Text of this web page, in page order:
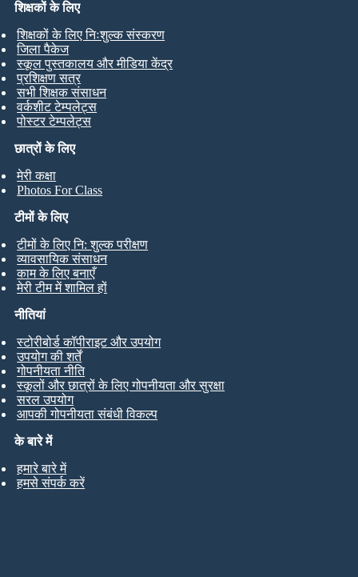
छात्रों के लिए
मेरी कक्षा
Photos For Class
शिक्षकों के लिए
शिक्षकों के लिए निःशुल्क संस्करण
जिला पैकेज
स्कूल पुस्तकालय और मीडिया केंद्र
प्रशिक्षण सत्र
सभी शिक्षक संसाधन
वर्कशीट टेम्पलेट्स
पोस्टर टेम्पलेट्स
टीमों के लिए
टीमों के लिए नि: शुल्क परीक्षण
व्यावसायिक संसाधन
काम के लिए बनाएँ
मेरी टीम में शामिल हों
के बारे में
हमारे बारे में
हमसे संपर्क करें
नीतियां
स्टोरीबोर्ड कॉपीराइट और उपयोग
उपयोग की शर्तें
गोपनीयता नीति
स्कूलों और छात्रों के लिए गोपनीयता और सुरक्षा
सरल उपयोग
आपकी गोपनीयता संबंधी विकल्प